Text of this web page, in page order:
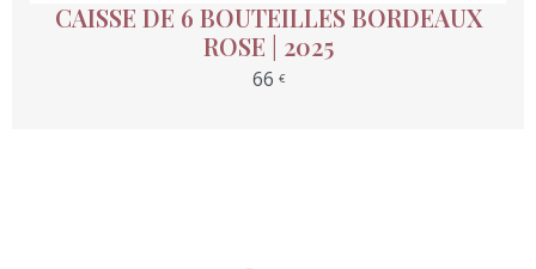
CAISSE DE 6 BOUTEILLES BORDEAUX
ROSE | 2025
66 €